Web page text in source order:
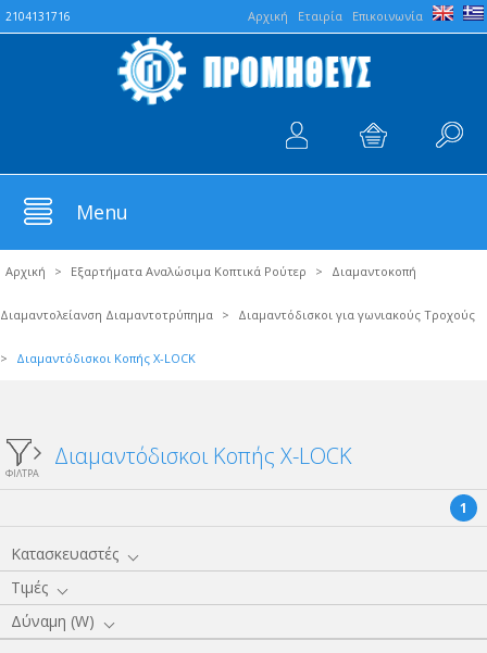
Aρχική Εταιρία Επικοινωνία
2104131716
Menu
Αρχική > Εξαρτήματα Αναλώσιμα Κοπτικά Ρούτερ > Διαμαντοκοπή
Διαμαντολείανση Διαμαντοτρύπημα > Διαμαντόδισκοι για γωνιακούς Τροχούς
> Διαμαντόδισκοι Κοπής X-LOCK
ΦΙΛΤΡΑ
Διαμαντόδισκοι Κοπής X-LOCK
1
Κατασκευαστές
Τιμές
Δύναμη (W)